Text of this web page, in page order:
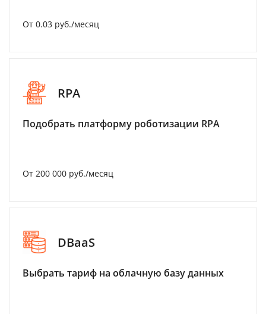
От 0.03 руб./месяц
RPA
Подобрать платформу роботизации RPA
От 200 000 руб./месяц
DBaaS
Выбрать тариф на облачную базу данных